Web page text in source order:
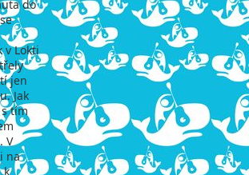
do
v Lokti
jen
Jak
tím
V
na
k